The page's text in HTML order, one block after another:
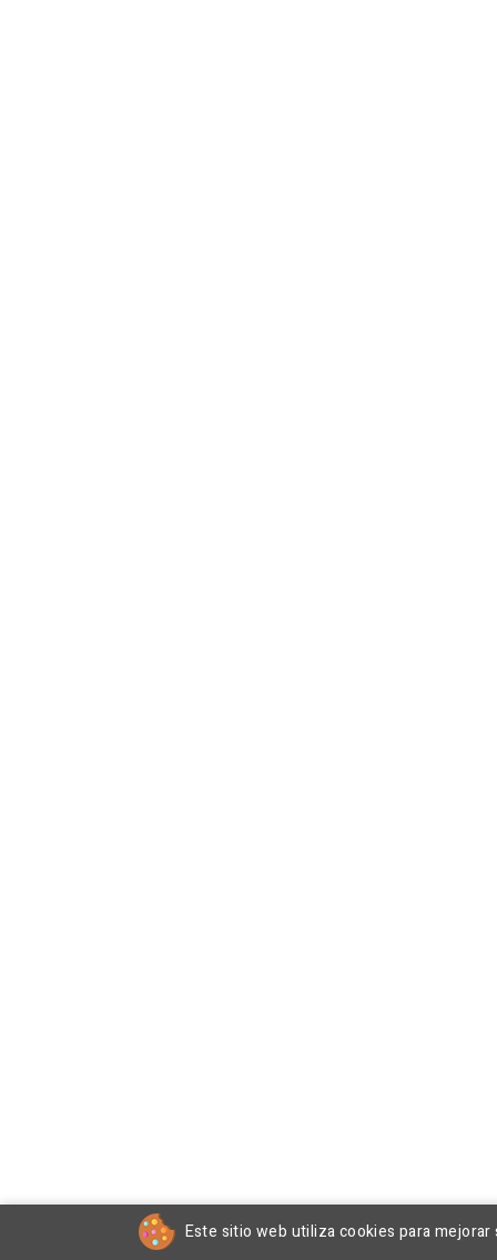
Este sitio web utiliza cookies para